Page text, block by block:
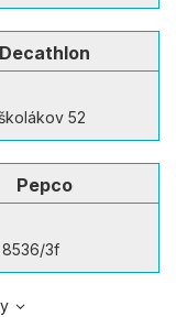
Decathlon
52
Pepco
8536/3f